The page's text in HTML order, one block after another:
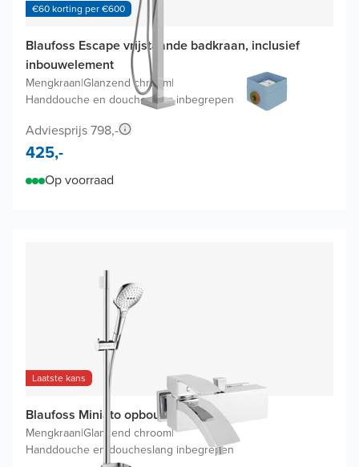
€60 korting per €600
Blaufoss Escape vrijstaande badkraan, inclusief
inbouwelement
Mengkraan|Glanzend chroom|
Handdouche en doucheslang inbegrepen
Adviesprijs 798,-
425,-
Op voorraad
Laatste kans
Blaufoss Miniato opbouw badkraan
Mengkraan|Glanzend chroom|
Handdouche en doucheslang inbegrepen